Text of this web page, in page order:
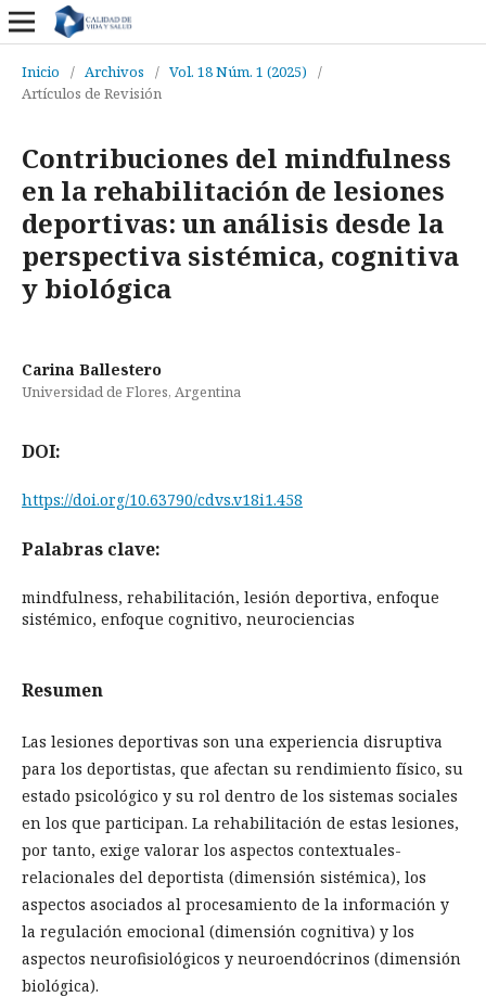
Inicio / Archivos / Vol. 18 Núm. 1 (2025)
/
Artículos de Revisión
Contribuciones del mindfulness
en la rehabilitación de lesiones
deportivas: un análisis desde la
perspectiva sistémica, cognitiva
y biológica
Carina Ballestero
Universidad de Flores, Argentina
DOI:
https://doi.org/10.63790/cdvs.v18i1.458
Palabras clave:
mindfulness, rehabilitación, lesión deportiva, enfoque
sistémico, enfoque cognitivo, neurociencias
Resumen
Las lesiones deportivas son una experiencia disruptiva
para los deportistas, que afectan su rendimiento físico, su
estado psicológico y su rol dentro de los sistemas sociales
en los que participan. La rehabilitación de estas lesiones,
por tanto, exige valorar los aspectos contextuales-
relacionales del deportista (dimensión sistémica), los
aspectos asociados al procesamiento de la información y
la regulación emocional (dimensión cognitiva) y los
aspectos neurofisiológicos y neuroendócrinos (dimensión
biológica).